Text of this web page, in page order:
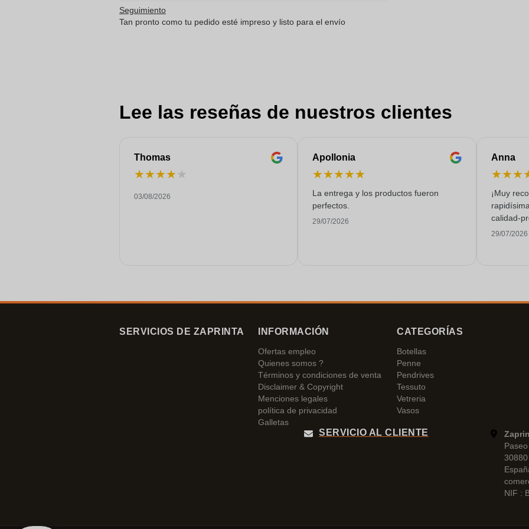
Seguimiento
Tan pronto como tu pedido esté impreso y listo para el envío
Lee las reseñas de nuestros clientes
Thomas
★★★★★
03/08/2026
Apollonia
★★★★★
La entrega y los productos fueron
perfectos.
29/07/2026
Anna
★★★
¡Muy
calidad-
29/07/2026
SERVICIOS DE ZAPRINTA INFORMACIÓN
Ofertas empleo
Quienes somos ?
Términos y condiciones de venta
Disclaimer & Copyright
Menciones legales
política de privacidad
Galletas
CATEGORÍAS
Botellas
Penne
Pendrives
Tessuto
Vetreria
Vasos
SERVICIO AL CLIENTE
NIF :